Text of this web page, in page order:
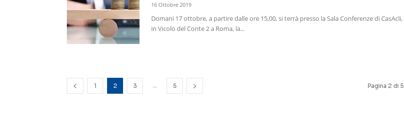
16 Ottobre 2019
Domani 17 ottobre, a partire dalle ore 15,00, si terrà presso la Sala Conferenze di CasAcli,
in Vicolo del Conte 2 a Roma, la...
1 2 3 ... 5 Pagina 2 di 5